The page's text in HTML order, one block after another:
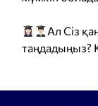
Ал Сіз
таңдадыңыз?